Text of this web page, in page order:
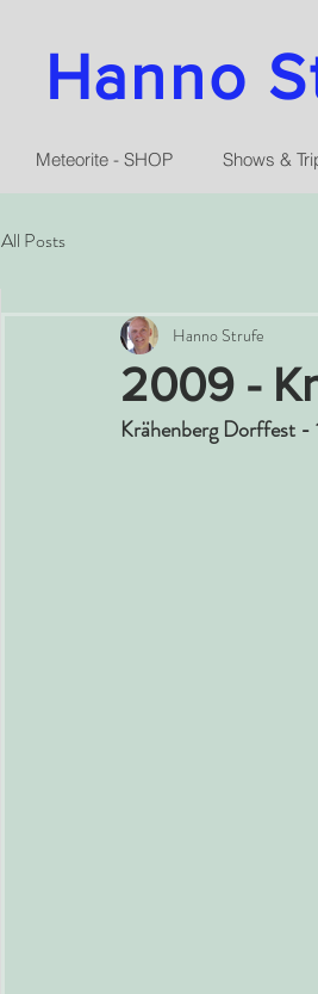
Hanno
Meteorite - SHOP Shows &
All Posts
2009 -
Hanno Strufe
Krähenberg Dorffest